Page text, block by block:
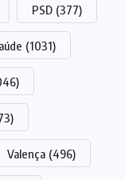
PSD (377)
(1031)
Valença (496)